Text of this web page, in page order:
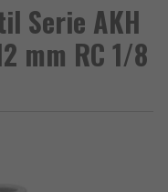
Serie AKH
mm RC 1/8